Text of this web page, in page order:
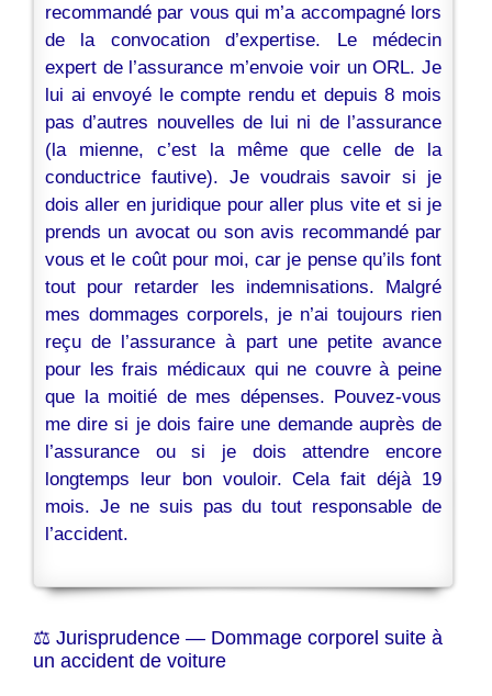
recommandé par vous qui m’a accompagné lors
de la convocation d’expertise. Le médecin
expert de l’assurance m’envoie voir un ORL. Je
lui ai envoyé le compte rendu et depuis 8 mois
pas d’autres nouvelles de lui ni de l’assurance
(la mienne, c’est la même que celle de la
conductrice fautive). Je voudrais savoir si je
dois aller en juridique pour aller plus vite et si je
prends un avocat ou son avis recommandé par
vous et le coût pour moi, car je pense qu’ils font
tout pour retarder les indemnisations. Malgré
mes dommages corporels, je n’ai toujours rien
reçu de l’assurance à part une petite avance
pour les frais médicaux qui ne couvre à peine
que la moitié de mes dépenses. Pouvez-vous
me dire si je dois faire une demande auprès de
l’assurance ou si je dois attendre encore
longtemps leur bon vouloir. Cela fait déjà 19
mois. Je ne suis pas du tout responsable de
l’accident.
⚖️ Jurisprudence — Dommage corporel suite à
un accident de voiture